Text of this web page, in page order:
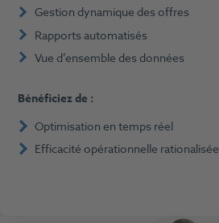
Gestion dynamique des offres
Rapports automatisés
Vue d’ensemble des données
Bénéficiez de :
Optimisation en temps réel
Efficacité opérationnelle rationalisée